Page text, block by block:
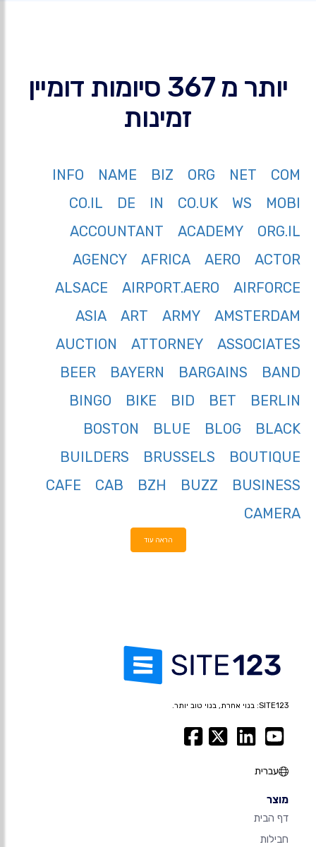
יותר מ 367 סיומות דומיין
זמינות
COM
NET
ORG
BIZ
NAME
INFO
MOBI
WS
CO.UK
IN
DE
CO.IL
ORG.IL
ACADEMY
ACCOUNTANT
ACTOR
AERO
AFRICA
AGENCY
AIRFORCE
AIRPORT.AERO
ALSACE
AMSTERDAM
ARMY
ART
ASIA
ASSOCIATES
ATTORNEY
AUCTION
BAND
BARGAINS
BAYERN
BEER
BERLIN
BET
BID
BIKE
BINGO
BLACK
BLOG
BLUE
BOSTON
BOUTIQUE
BRUSSELS
BUILDERS
BUSINESS
BUZZ
BZH
CAB
CAFE
CAMERA
הראה עוד
SITE123: בנוי אחרת, בנוי טוב יותר.
עברית
מוצר
דף הבית
חבילות